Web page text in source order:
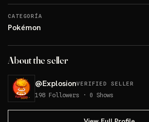
CATEGORÍA
Pokémon
About the seller
@ExplosionVERIFIED SELLER
198 Followers · 0 Shows